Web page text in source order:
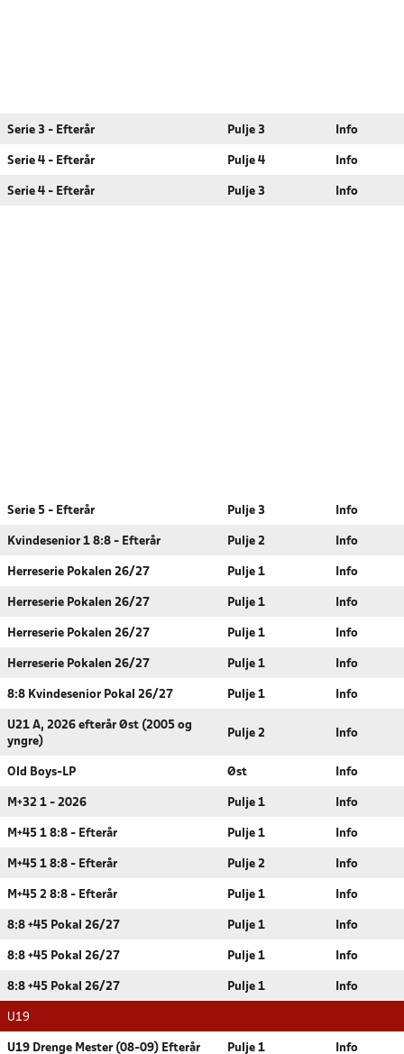
Serie 3 - Efterår Pulje 3 Info
Serie 4 - Efterår Pulje 4 Info
Serie 4 - Efterår Pulje 3 Info
Serie 5 - Efterår Pulje 3 Info
Kvindesenior 1 8:8 - Efterår Pulje 2 Info
Herreserie Pokalen 26/27 Pulje 1 Info
Herreserie Pokalen 26/27 Pulje 1 Info
Herreserie Pokalen 26/27 Pulje 1 Info
Herreserie Pokalen 26/27 Pulje 1 Info
8:8 Kvindesenior Pokal 26/27 Pulje 1 Info
U21 A, 2026 efterår Øst (2005 og
yngre)
Pulje 2 Info
Old Boys-LP Øst Info
M+32 1 - 2026 Pulje 1 Info
M+45 1 8:8 - Efterår Pulje 1 Info
M+45 1 8:8 - Efterår Pulje 2 Info
M+45 2 8:8 - Efterår Pulje 1 Info
8:8 +45 Pokal 26/27 Pulje 1 Info
8:8 +45 Pokal 26/27 Pulje 1 Info
8:8 +45 Pokal 26/27 Pulje 1 Info
U19
U19 Drenge Mester (08-09) Efterår Pulje 1 Info